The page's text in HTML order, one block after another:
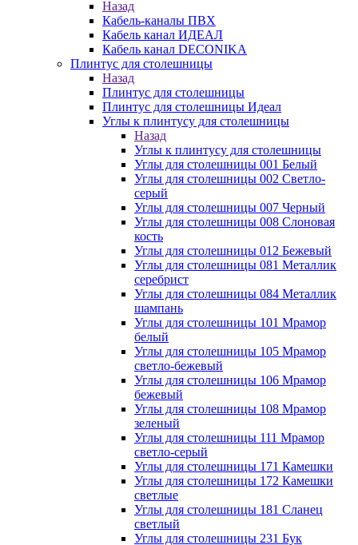
Назад
Кабель-каналы ПВХ
Кабель канал ИДЕАЛ
Кабель канал DECONIKA
Плинтус для столешницы
Назад
Плинтус для столешницы
Плинтус для столешницы Идеал
Углы к плинтусу для столешницы
Назад
Углы к плинтусу для столешницы
Углы для столешницы 001 Белый
Углы для столешницы 002 Светло-
серый
Углы для столешницы 007 Черный
Углы для столешницы 008 Слоновая
кость
Углы для столешницы 012 Бежевый
Углы для столешницы 081 Металлик
серебрист
Углы для столешницы 084 Металлик
шампань
Углы для столешницы 101 Мрамор
белый
Углы для столешницы 105 Мрамор
светло-бежевый
Углы для столешницы 106 Мрамор
бежевый
Углы для столешницы 108 Мрамор
зеленый
Углы для столешницы 111 Мрамор
светло-серый
Углы для столешницы 171 Камешки
Углы для столешницы 172 Камешки
светлые
Углы для столешницы 181 Сланец
светлый
Углы для столешницы 231 Бук